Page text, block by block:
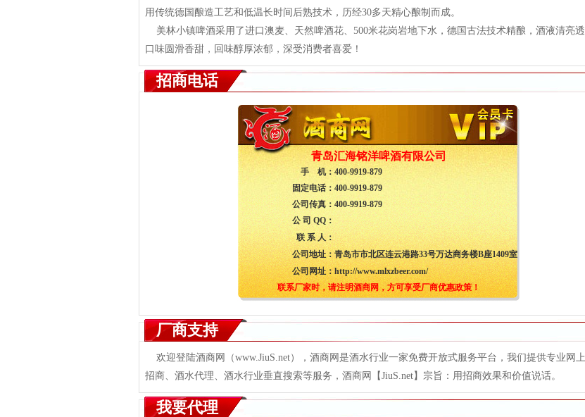
用传统德国酿造工艺和低温长时间后熟技术，历经30多天精心酿制而成。
美林小镇啤酒采用了进口澳麦、天然啤酒花、500米花岗岩地下水，德国古法技术精酿，酒液清亮透
口味圆滑香甜，回味醇厚浓郁，深受消费者喜爱！
招商电话
青岛汇海铭洋啤酒有限公司
手 机：400-9919-879
固定电话： 400-9919-879
公司传真：400-9919-879
公 司 QQ：
联 系 人：
公司地址：青岛市市北区连云港路33号万达商务楼B座1409室
公司网址：http://www.mlxzbeer.com/
联系厂家时，请注明酒商网，方可享受厂商优惠政策！
厂商支持
欢迎登陆酒商网（www.JiuS.net），酒商网是酒水行业一家免费开放式服务平台，我们提供专业网
招商、酒水代理、酒水行业垂直搜索等服务，酒商网【JiuS.net】宗旨：用招商效果和价值说话。
我要代理